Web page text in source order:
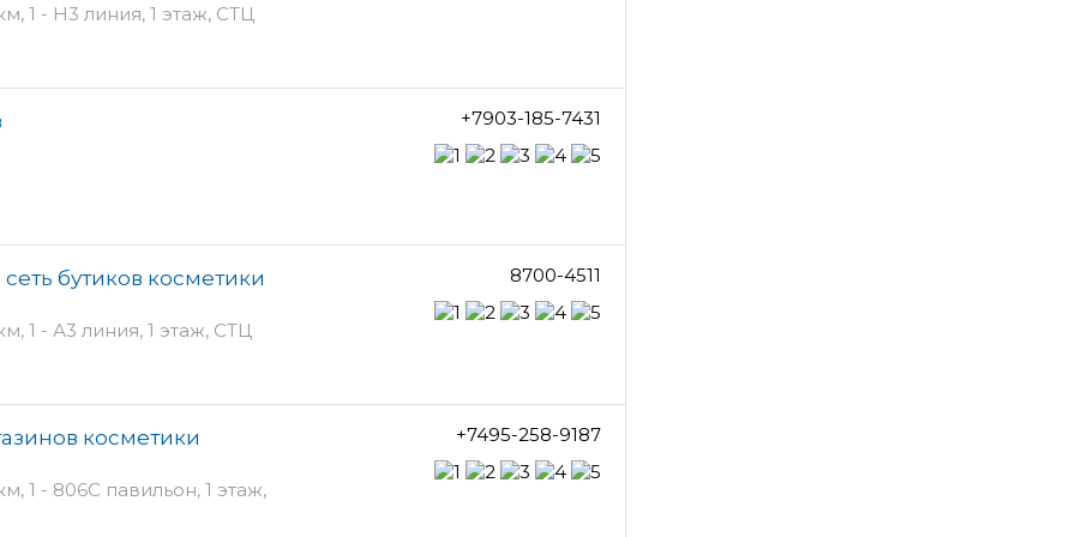
1 - H3 линия, 1 этаж, СТЦ
+7903-185-7431
бутиков косметики
1 - А3 линия, 1 этаж, СТЦ
8700-4511
косметики
1 - 806С павильон, 1 этаж,
+7495-258-9187